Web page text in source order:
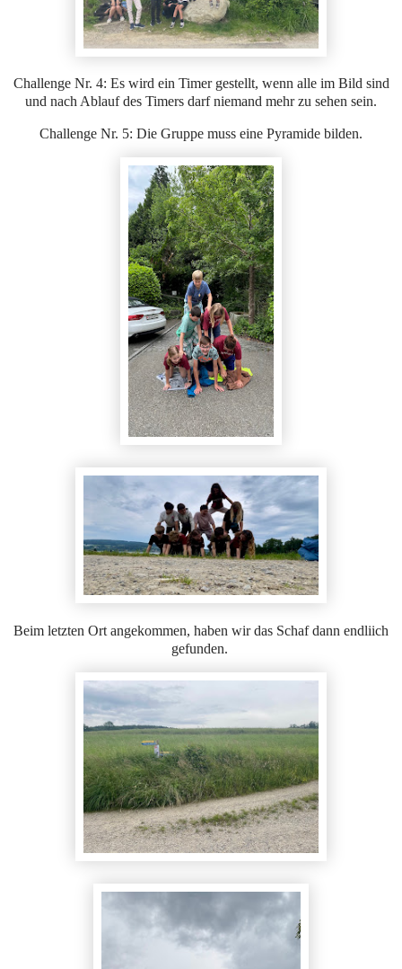
Challenge Nr. 4: Es wird ein Timer gestellt, wenn alle im Bild sind
und nach Ablauf des Timers darf niemand mehr zu sehen sein.
Challenge Nr. 5: Die Gruppe muss eine Pyramide bilden.
Beim letzten Ort angekommen, haben wir das Schaf dann endliich
gefunden.